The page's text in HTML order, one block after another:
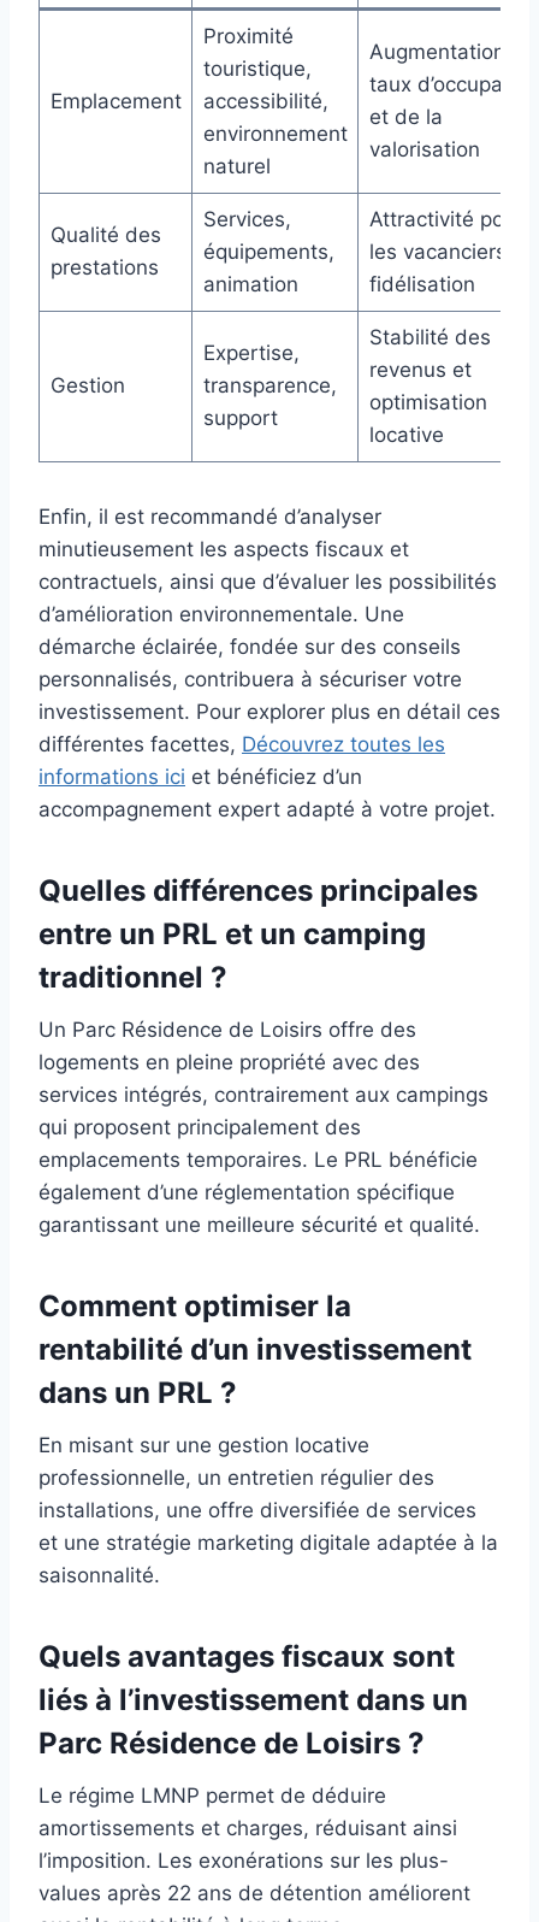
Emplacement
Proximité
touristique,
accessibilité,
environnement
naturel
Augmentation du
taux d’occupation
et de la
valorisation
Qualité des
prestations
Services,
équipements,
animation
Attractivité pour
les vacanciers et
fidélisation
Gestion
Expertise,
transparence,
support
Stabilité des
revenus et
optimisation
locative
Enfin, il est recommandé d’analyser
minutieusement les aspects fiscaux et
contractuels, ainsi que d’évaluer les possibilités
d’amélioration environnementale. Une
démarche éclairée, fondée sur des conseils
personnalisés, contribuera à sécuriser votre
investissement. Pour explorer plus en détail ces
différentes facettes, Découvrez toutes les
informations ici et bénéficiez d’un
accompagnement expert adapté à votre projet.
Quelles différences principales
entre un PRL et un camping
traditionnel ?
Un Parc Résidence de Loisirs offre des
logements en pleine propriété avec des
services intégrés, contrairement aux campings
qui proposent principalement des
emplacements temporaires. Le PRL bénéficie
également d’une réglementation spécifique
garantissant une meilleure sécurité et qualité.
Comment optimiser la
rentabilité d’un investissement
dans un PRL ?
En misant sur une gestion locative
professionnelle, un entretien régulier des
installations, une offre diversifiée de services
et une stratégie marketing digitale adaptée à la
saisonnalité.
Quels avantages fiscaux sont
liés à l’investissement dans un
Parc Résidence de Loisirs ?
Le régime LMNP permet de déduire
amortissements et charges, réduisant ainsi
l’imposition. Les exonérations sur les plus-
values après 22 ans de détention améliorent